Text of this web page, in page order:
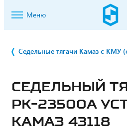
Меню
Седельные тягачи Камаз с КМУ
СЕДЕЛЬНЫЙ
PK-23500А
КАМАЗ 43118